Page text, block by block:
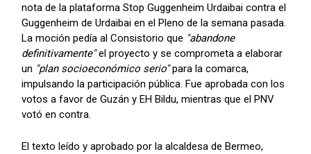
nota de la plataforma Stop Guggenheim Urdaibai contra el
Guggenheim de Urdaibai en el Pleno de la semana pasada.
La moción pedía al Consistorio que "abandone
definitivamente"el proyecto y se comprometa a elaborar
un "plan socioeconómico serio"para la comarca,
impulsando la participación pública. Fue aprobada con los
votos a favor de Guzán y EH Bildu, mientras que el PNV
votó en contra.
El texto leído y aprobado por la alcaldesa de Bermeo,